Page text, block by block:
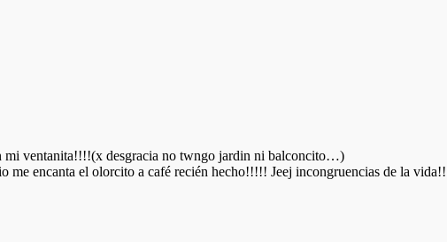
mi ventanita!!!!(x desgracia no twngo jardin ni balconcito…)
me encanta el olorcito a café recién hecho!!!!! Jeej incongruencias de la